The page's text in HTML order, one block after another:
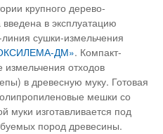
крупного дерево-
в эксплуатацию
сушки-измельчения
ДМ». Компакт-
измельчения отходов
в древесную муку. Готовая
мешки со
муки изготавливается под
пород древесины.